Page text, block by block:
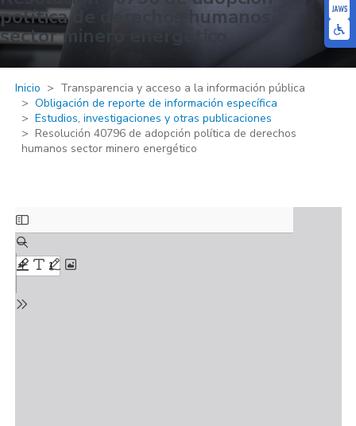
política de derechos humanos
sector minero energético
Inicio
Transparencia y acceso a la información pública
Obligación de reporte de información específica
Estudios, investigaciones y otras publicaciones
Resolución 40796 de adopción política de derechos
humanos sector minero energético